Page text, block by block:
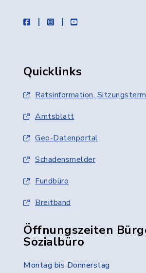
facebookinstagramyoutube
Quicklinks
Ratsinformation,
Amtsblatt
Geo-Datenportal
Schadensmelder
Fundbüro
Breitband
Öffnungszeiten
Sozialbüro
Montag bis Donnerstag